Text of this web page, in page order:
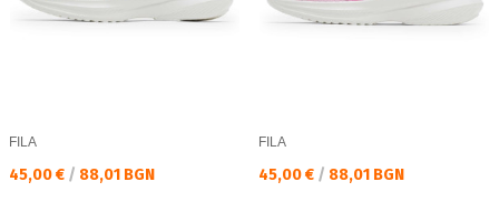
FILA
Текуща цена:
45,00 € / 88,01 BGN
FILA
Текуща цена:
45,00 € / 88,01 BGN